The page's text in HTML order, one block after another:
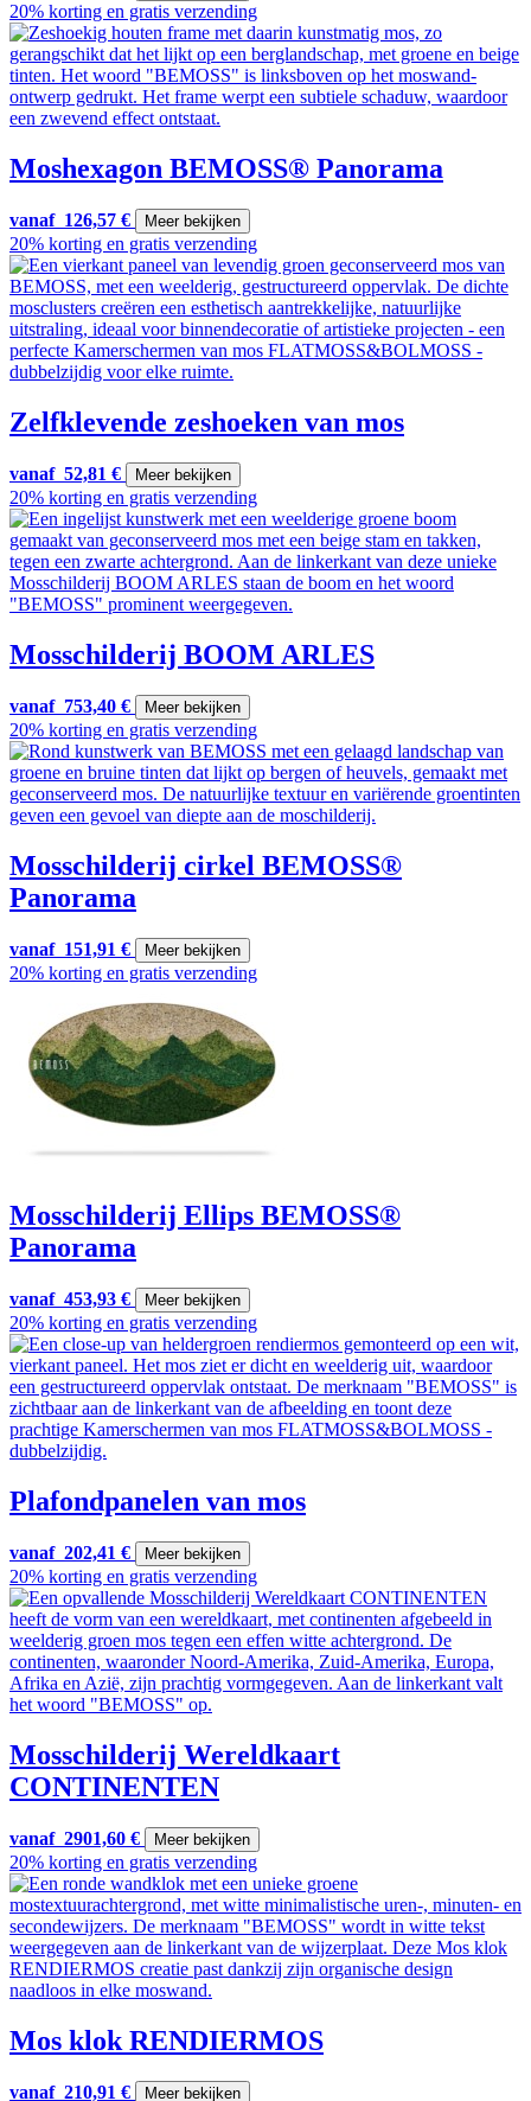
20% korting en gratis verzending
Moshexagon BEMOSS® Panorama
vanaf 126,57 € Meer bekijken
20% korting en gratis verzending
Zelfklevende zeshoeken van mos
vanaf 52,81 € Meer bekijken
20% korting en gratis verzending
Mosschilderij BOOM ARLES
vanaf 753,40 € Meer bekijken
20% korting en gratis verzending
Mosschilderij cirkel BEMOSS®
Panorama
vanaf 151,91 € Meer bekijken
20% korting en gratis verzending
Mosschilderij Ellips BEMOSS®
Panorama
vanaf 453,93 € Meer bekijken
20% korting en gratis verzending
Plafondpanelen van mos
vanaf 202,41 € Meer bekijken
20% korting en gratis verzending
Mosschilderij Wereldkaart
CONTINENTEN
vanaf 2901,60 € Meer bekijken
20% korting en gratis verzending
Mos klok RENDIERMOS
vanaf 210,91 € Meer bekijken